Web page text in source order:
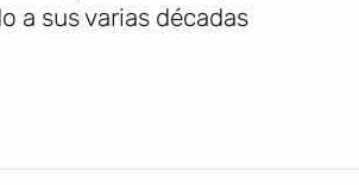
a sus varias décadas